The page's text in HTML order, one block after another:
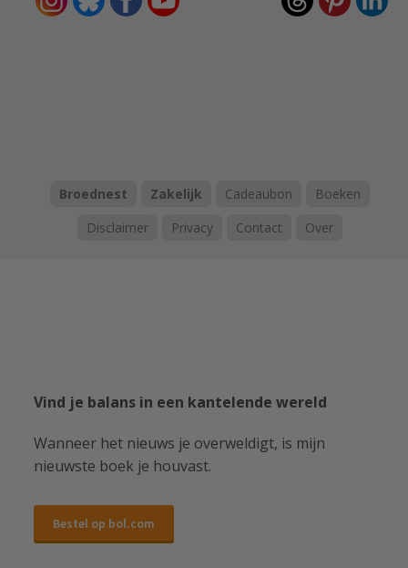
Broednest Zakelijk Cadeaubon
Boeken
Disclaimer
Privacy Contact Over
Vind je balans in een kantelende wereld
Wanneer het nieuws je overweldigt, is mijn
nieuwste boek je houvast.
Bestel op bol.com